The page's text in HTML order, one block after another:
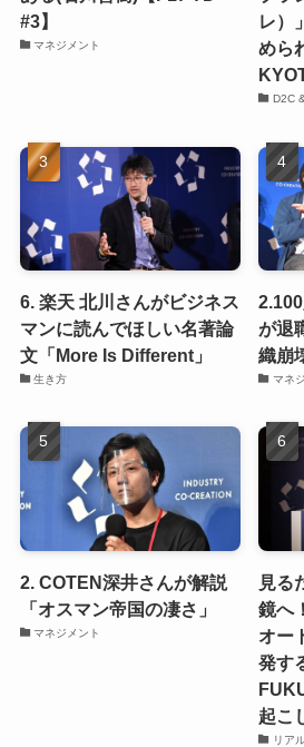
#3】
マネジメント
レ）
めら
D2C
6. 楽天 北川さんがビジネス
マンに読んでほしい名著論
文「More Is Different」
生き方
が退
織崩
マネ
2. COTEN深井さんが解説
「オスマン帝国の凄さ」
マネジメント
見る
鏡へ
オー
発す
起こ
リア